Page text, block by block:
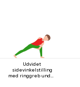
Udvidet
sidevinkelstilling
med ringgreb under